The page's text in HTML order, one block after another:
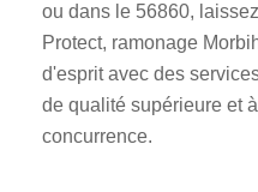
ou dans le 56860,
Protect, ramonage
d'esprit avec des
de qualité supérieure et
concurrence.